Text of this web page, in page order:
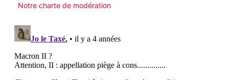
Notre charte de modération